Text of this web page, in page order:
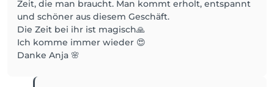
Zeit, die man braucht. Man kommt erholt, entspannt
und schöner aus diesem Geschäft.
Die Zeit bei ihr ist magisch🙏
Ich komme immer wieder 😍
Danke Anja 🌸